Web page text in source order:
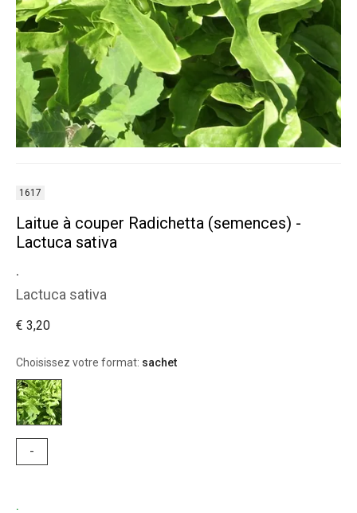
1617
Laitue à couper Radichetta (semences) -
Lactuca sativa
.
Lactuca sativa
€ 3,20
Choisissez votre format: sachet
-
.